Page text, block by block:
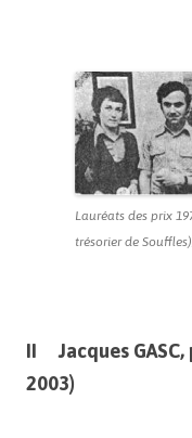
Lauréats des prix
trésorier de
II Jacques GASC,
2003)